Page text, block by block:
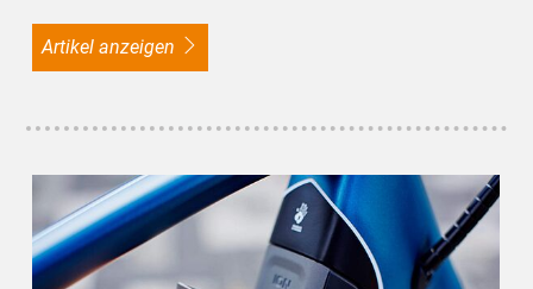
Artikel anzeigen